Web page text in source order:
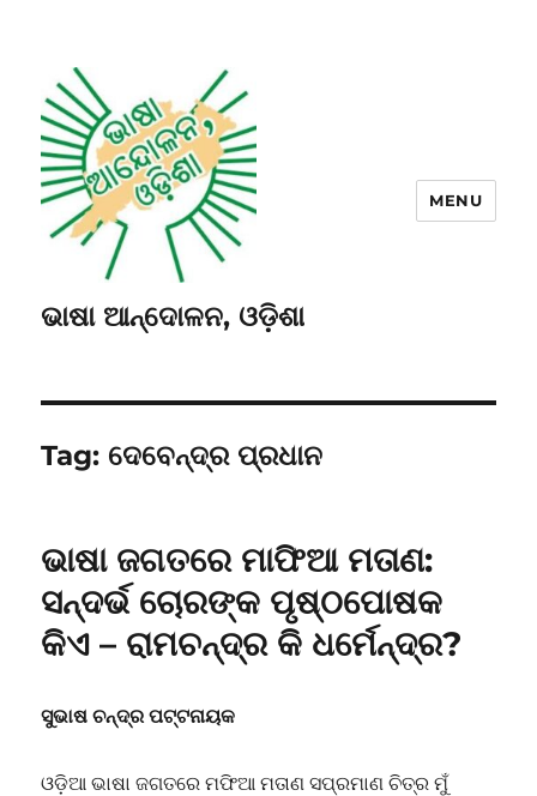
ଭାଷା ଆନ୍ଦୋଳନ, ଓଡ଼ିଶା
MENU
Tag: ଦେବେନ୍ଦ୍ର ପ୍ରଧାନ
ଭାଷା ଜଗତରେ ମାଫିଆ ମତାଣ:
ସନ୍ଦର୍ଭ ଚୋରଙ୍କ ପୃଷ୍ଠପୋଷକ
କିଏ – ରାମଚନ୍ଦ୍ର କି ଧର୍ମେନ୍ଦ୍ର?
ସୁଭାଷ ଚନ୍ଦ୍ର ପଟ୍ଟନାୟକ
ଓଡ଼ିଆ ଭାଷା ଜଗତରେ ମଫିଆ ମତାଣ ସପ୍ରମାଣ ଚିତ୍ର ମୁଁ